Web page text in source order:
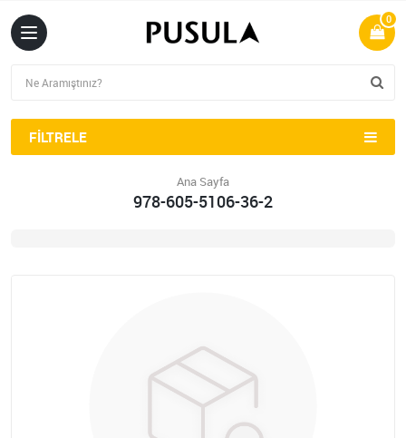
0
FILTRELE
Ana Sayfa
978-605-5106-36-2